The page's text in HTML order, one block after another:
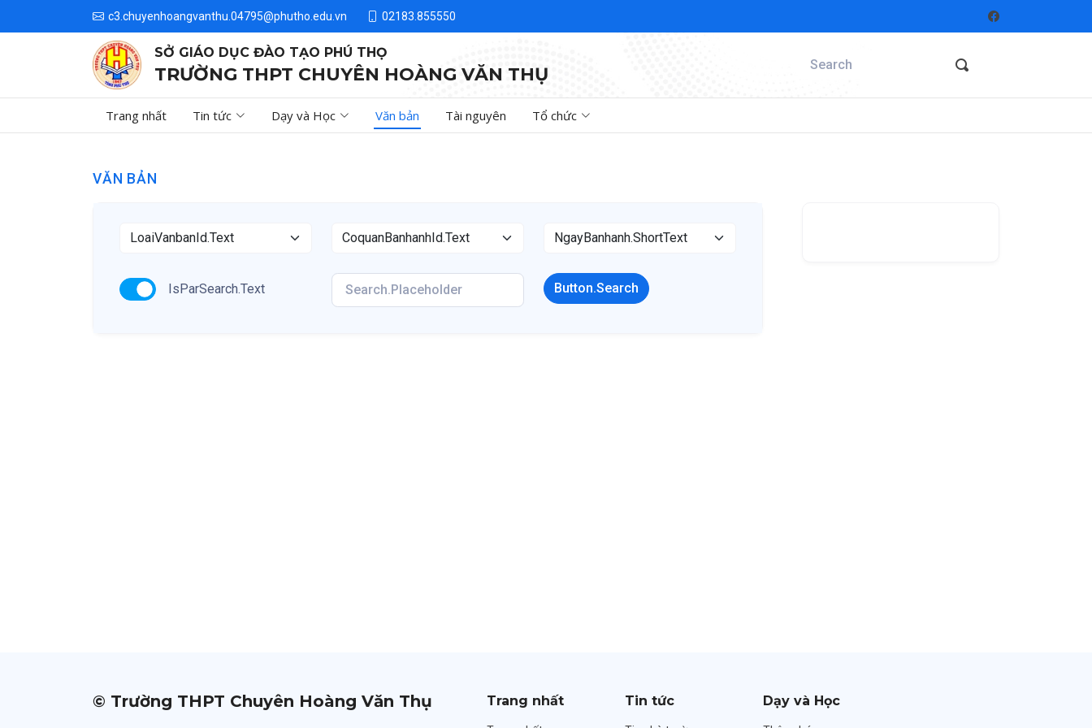
c3.chuyenhoangvanthu.04795@phutho.edu.vn 02183.855550
SỞ GIÁO DỤC ĐÀO TẠO PHÚ THỌ
TRƯỜNG THPT CHUYÊN HOÀNG VĂN THỤ
Trang nhất Tin tức Dạy và Học Văn bản Tài nguyên Tổ chức
VĂN BẢN
IsParSearch.Text Button.Search
© Trường THPT Chuyên Hoàng Văn Thụ Trang nhất Tin tức Dạy và Học